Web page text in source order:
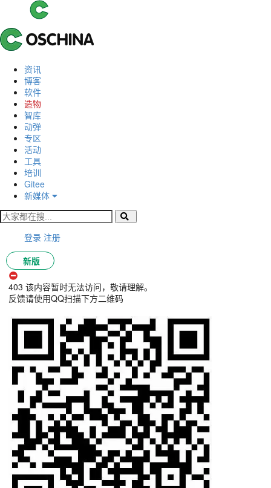
资讯
博客
软件
造物
智库
动弹
专区
活动
工具
培训
Gitee
新媒体
登录 注册
新版
403 该内容暂时无法访问，敬请理解。
反馈请使用QQ扫描下方二维码